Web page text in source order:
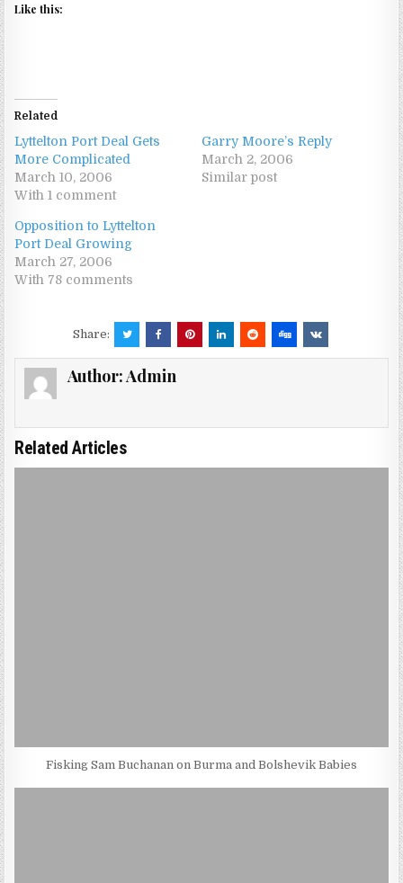
Like this:
Related
Lyttelton Port Deal Gets
More Complicated
March 10, 2006
With 1 comment
Garry Moore’s Reply
March 2, 2006
Similar post
Opposition to Lyttelton
Port Deal Growing
March 27, 2006
With 78 comments
Share:
Author:Admin
Related Articles
Fisking Sam Buchanan on Burma and Bolshevik Babies